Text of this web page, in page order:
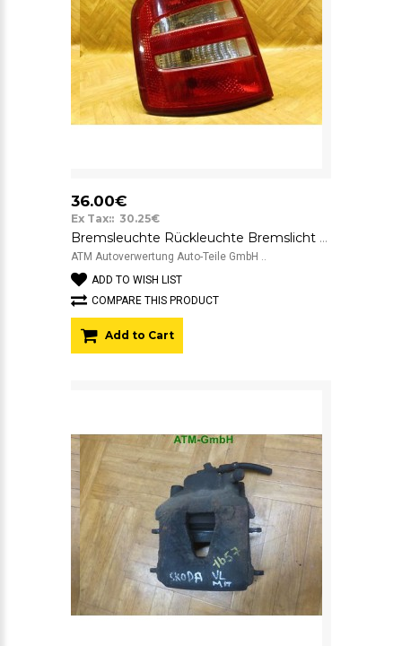
36.00€
Ex Tax:: 30.25€
Bremsleuchte Rückleuchte Bremslicht Rücklicht Skoda Fabia links Fahrerseite
ATM Autoverwertung Auto-Teile GmbH ..
ADD TO WISH LIST
COMPARE THIS PRODUCT
Add to Cart